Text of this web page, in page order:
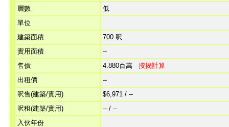
層數
低
單位
建築面積
700 呎
實用面積
--
售價
4.880百萬 按揭計算
出租價
--
呎售(建築/實用)
$6,971 / --
呎租(建築/實用)
-- / --
入伙年份